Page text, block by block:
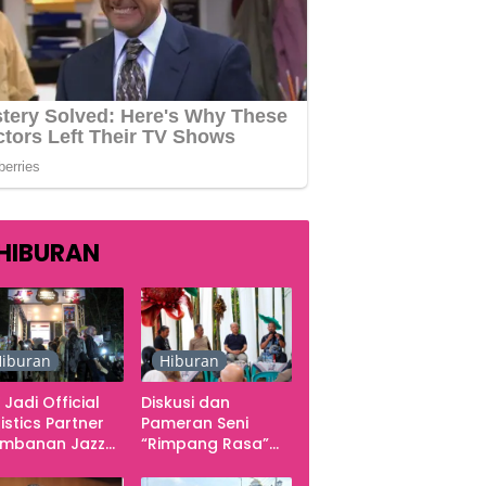
Jadi Official
Partner
Jazz
Hiburan
Diskusi dan
Pameran Seni
“Rimpang Rasa”